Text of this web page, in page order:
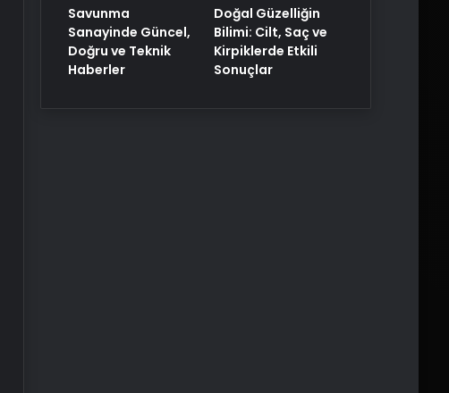
Savunma
Sanayinde Güncel,
Doğru ve Teknik
Haberler
Doğal Güzelliğin
Bilimi: Cilt, Saç ve
Kirpiklerde Etkili
Sonuçlar